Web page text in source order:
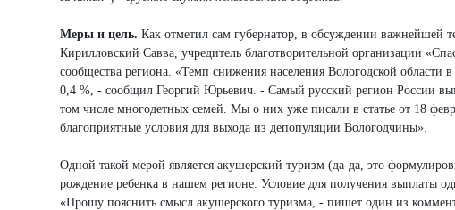
Меры и цель. Как отметил сам губернатор, в обсуждении важнейшей
Кирилловский Савва, учредитель благотворительной организации
сообщества региона. «Темп снижения населения Вологодской области
0,4 %, - сообщил Георгий Юрьевич. - Самый русский регион России
том числе многодетных семей. Мы о них уже писали в статье от 18
благоприятные условия для выхода из депопуляции Вологодчины».
Одной такой мерой является акушерский туризм (да-да, это
рождение ребенка в нашем регионе. Условие для получения выплаты
«Прошу пояснить смысл акушерского туризма, - пишет один из